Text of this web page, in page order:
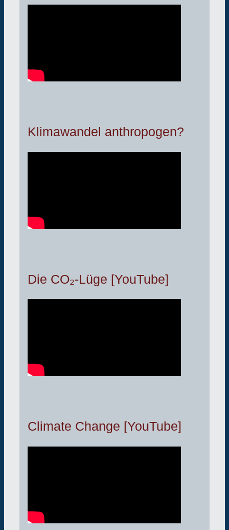
Klimawandel anthropogen?
Die CO₂-Lüge [YouTube]
Climate Change [YouTube]